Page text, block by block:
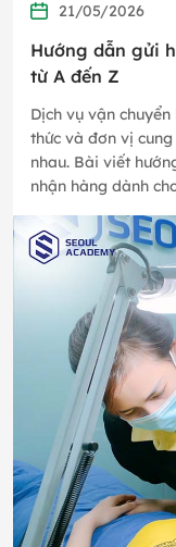
21/05/2026
Hướng dẫn gửi
từ A đến Z
Dịch vụ vận
thức và đơn vị
nhau. Bài viết
nhận hàng dành